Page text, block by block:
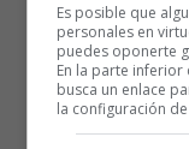
Cómo
Es posible que
personales en
puedes oponerte
En la parte inferior
busca un enlace
la configuración